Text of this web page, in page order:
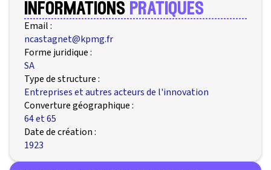
informations pratiques
Email :
ncastagnet@kpmg.fr
Forme juridique :
SA
Type de structure :
Entreprises et autres acteurs de l'innovation
Converture géographique :
64 et 65
Date de création :
1923